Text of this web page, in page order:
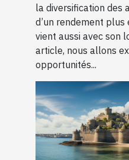
la diversification des
d’un rendement plus
vient aussi avec son
article, nous allons
opportunités...